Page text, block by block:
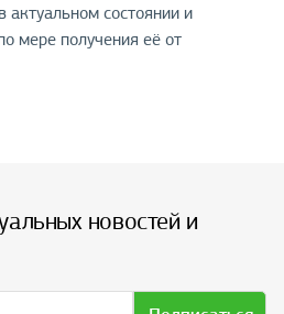
состоянии и
мере получения её от
новостей и